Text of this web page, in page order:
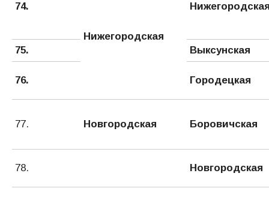
74.
Нижегородская
75. Выксунская
76. Городецкая
77. Новгородская Боровичская
78. Новгородская